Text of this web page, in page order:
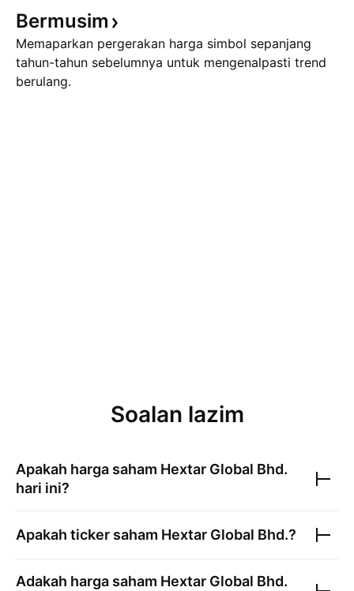
Bermusim
Memaparkan pergerakan harga simbol sepanjang
tahun-tahun sebelumnya untuk mengenalpasti trend
berulang.
Soalan lazim
Apakah harga saham Hextar Global Bhd.
hari ini?
Apakah ticker saham Hextar Global Bhd.?
Adakah harga saham Hextar Global Bhd.